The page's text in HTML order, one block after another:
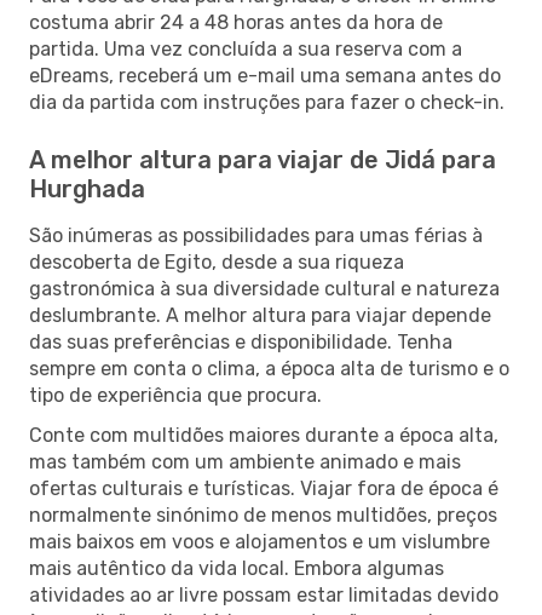
costuma abrir 24 a 48 horas antes da hora de
partida. Uma vez concluída a sua reserva com a
eDreams, receberá um e-mail uma semana antes do
dia da partida com instruções para fazer o check-in.
A melhor altura para viajar de Jidá para
Hurghada
São inúmeras as possibilidades para umas férias à
descoberta de Egito, desde a sua riqueza
gastronómica à sua diversidade cultural e natureza
deslumbrante. A melhor altura para viajar depende
das suas preferências e disponibilidade. Tenha
sempre em conta o clima, a época alta de turismo e o
tipo de experiência que procura.
Conte com multidões maiores durante a época alta,
mas também com um ambiente animado e mais
ofertas culturais e turísticas. Viajar fora de época é
normalmente sinónimo de menos multidões, preços
mais baixos em voos e alojamentos e um vislumbre
mais autêntico da vida local. Embora algumas
atividades ao ar livre possam estar limitadas devido